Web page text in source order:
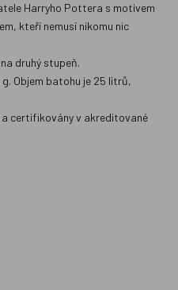
Harryho Pottera s motivem
kteří nemusí nikomu nic
druhý stupeň.
Objem batohu je 25 litrů,
a certifikovány v akreditované